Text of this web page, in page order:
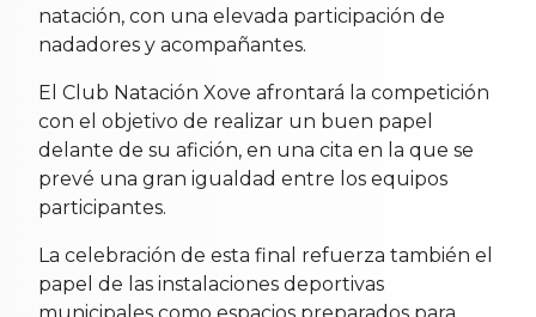
natación, con una elevada participación de
nadadores y acompañantes.
El Club Natación Xove afrontará la competición
con el objetivo de realizar un buen papel
delante de su afición, en una cita en la que se
prevé una gran igualdad entre los equipos
participantes.
La celebración de esta final refuerza también el
papel de las instalaciones deportivas
municipales como espacios preparados para